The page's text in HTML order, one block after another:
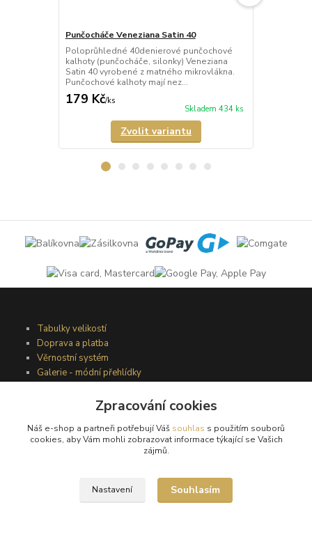
Punčocháče Veneziana Satin 40
Poloprůhledné 40denierové punčochové
kalhoty (punčocháče, silonky) Veneziana
Satin 40 vyrobené z matného mikrovlákna.
Punčochové kalhoty mají nez...
179 Kč/ks
Skladem 434 ks
Zvolit variantu
Tabulky velikostí
Doprava a platba
Věrnostní systém
Galerie - módní přehlídky
Obchodní podmínky
Zpracování cookies
Náš e-shop a partneři potřebují Váš souhlas s použitím souborů
cookies, aby Vám mohli zobrazovat informace týkající se Vašich
zájmů.
Nastavení Souhlasím